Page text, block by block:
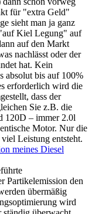
für "extra Geld"
sieht man ja ganz
Kiel Legung" auf
auf den Markt
nachlässt oder der
hat. Kein
absolut bis auf 100%
erforderlich wird die
dass der
Sie z.B. die
120D – immer 2.0l
Motor. Nur die
Leistung entsteht.
meines Diesel
Partikelemission den
übermäßig
wird